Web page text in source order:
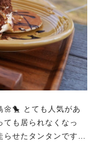
名店
生野
、杏ジャム、小松菜の
もちろん人
🌼🐤 とても人気があ
ても居られなくなっ
らせたタンタンです🚲